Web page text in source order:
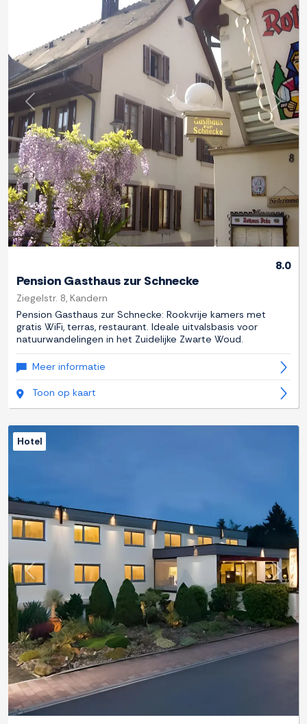
Previous Next
8.0
Pension Gasthaus zur Schnecke
Ziegelstr. 8, Kandern
Pension Gasthaus zur Schnecke: Rookvrije kamers met
gratis WiFi, terras, restaurant. Ideale uitvalsbasis voor
natuurwandelingen in het Zuidelijke Zwarte Woud.
Meer informatie
Toon op kaart
Previous Next
Hotel